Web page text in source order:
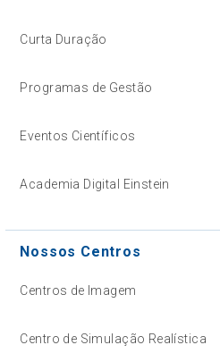
Curta Duração
Programas de Gestão
Eventos Científicos
Academia Digital Einstein
Nossos Centros
Centros de Imagem
Centro de Simulação Realística